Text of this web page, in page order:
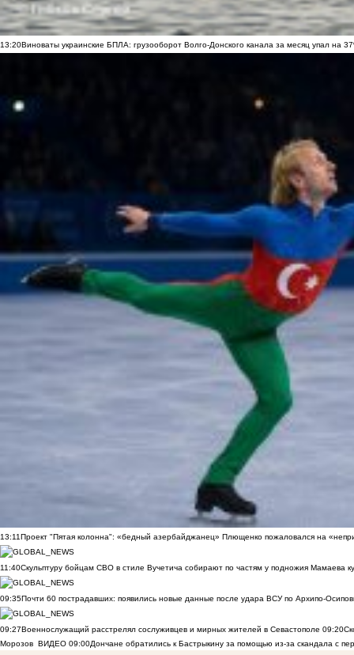
13:20Виноваты украинские БПЛА: грузооборот Волго-Донского канала за месяц упал на
13:11Проект "Пятая колонна": «бедный азербайджанец» Плющенко пожаловался на
11:40Скульптуру бойцам СВО в стиле Вучетича собирают по частям у подножия Мамаева
09:35Почти 60 пострадавших: появились новые данные после удара ВСУ по Архипо-
09:27Военнослужащий расстрелял сослуживцев и мирных жителей в Севастополе 09:20
Морозов ВИДЕО 09:00Дончане обратились к Бастрыкину за помощью из-за скандала с